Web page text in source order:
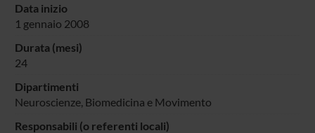
Data inizio
1 gennaio 2008
Durata (mesi)
24
Dipartimenti
Neuroscienze, Biomedicina e Movimento
Responsabili (o referenti locali)